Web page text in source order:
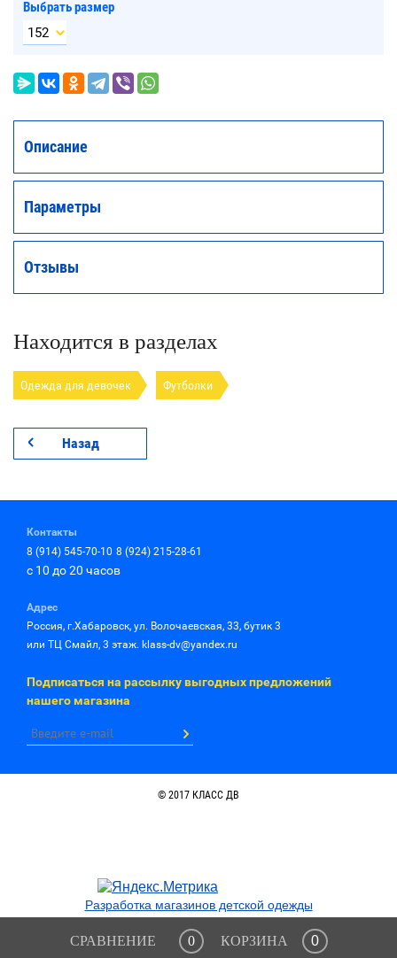
Выбрать размер
Описание
Параметры
Отзывы
Находится в разделах
Одежда для девочек Футболки
Назад
СРАВНЕНИЕ 0 КОРЗИНА 0
Контакты
8 (914) 545-70-10 8 (924) 215-28-61
с 10 до 20 часов
Адрес
Россия, г.Хабаровск, ул. Волочаевская, 33, бутик 3
или ТЦ Смайл, 3 этаж. klass-dv@yandex.ru
Подписаться на рассылку выгодных предложений
нашего магазина
© 2017 КЛАСС ДВ
Разработка магазинов детской одежды